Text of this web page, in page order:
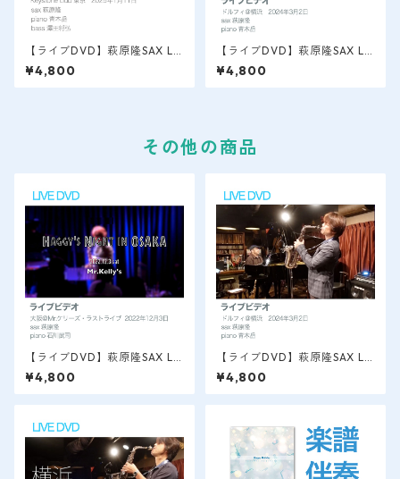
【ライブDVD】萩原隆SAX LI
VE VIDEO / 六本木＠キースト
ンクラブ 2025.1.11
¥4,800
【ライブDVD】萩原隆SAX LI
VE VIDEO / 横浜＠ドルフィ
2024.3
¥4,800
その他の商品
【ライブDVD】萩原隆SAX LI
VE VIDEO / 今はなき名店Mr.
Kelly'sラストライブ 2022.12
¥4,800
【ライブDVD】萩原隆SAX LI
VE VIDEO / 横浜＠ドルフィ
2024.3
¥4,800